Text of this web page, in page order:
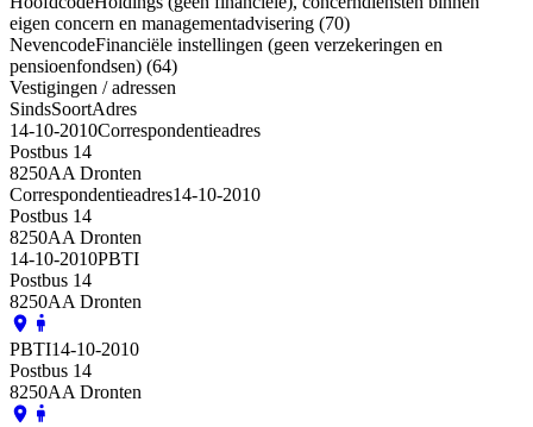
eigen concern en managementadvisering (70)
NevencodeFinanciële instellingen (geen verzekeringen en
pensioenfondsen) (64)
Vestigingen / adressen
SindsSoortAdres
14-10-2010Correspondentieadres
Postbus 14
8250AA Dronten
Correspondentieadres14-10-2010
Postbus 14
8250AA Dronten
14-10-2010PBTI
Postbus 14
8250AA Dronten
PBTI14-10-2010
Postbus 14
8250AA Dronten